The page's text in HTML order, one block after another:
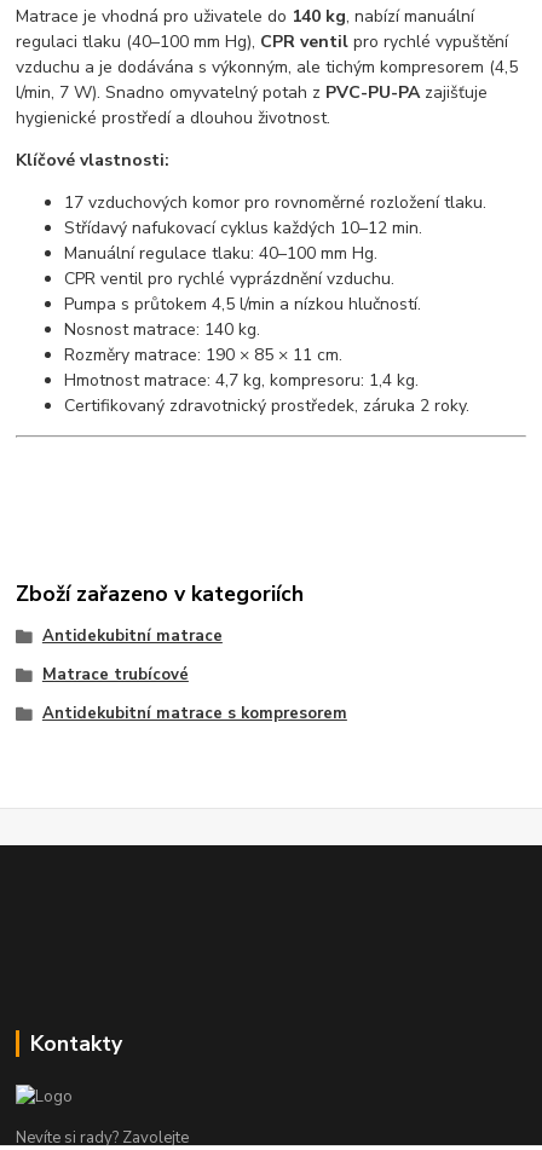
Matrace je vhodná pro uživatele do 140 kg, nabízí manuální
regulaci tlaku (40–100 mm Hg), CPR ventil pro rychlé vypuštění
vzduchu a je dodávána s výkonným, ale tichým kompresorem (4,5
l/min, 7 W). Snadno omyvatelný potah z PVC-PU-PAzajišťuje
hygienické prostředí a dlouhou životnost.
Klíčové vlastnosti:
17 vzduchových komor pro rovnoměrné rozložení tlaku.
Střídavý nafukovací cyklus každých 10–12 min.
Manuální regulace tlaku: 40–100 mm Hg.
CPR ventil pro rychlé vyprázdnění vzduchu.
Pumpa s průtokem 4,5 l/min a nízkou hlučností.
Nosnost matrace: 140 kg.
Rozměry matrace: 190 × 85 × 11 cm.
Hmotnost matrace: 4,7 kg, kompresoru: 1,4 kg.
Certifikovaný zdravotnický prostředek, záruka 2 roky.
Zboží zařazeno v kategoriích
Antidekubitní matrace
Matrace trubícové
Antidekubitní matrace s kompresorem
Kontakty
Nevíte si rady? Zavolejte